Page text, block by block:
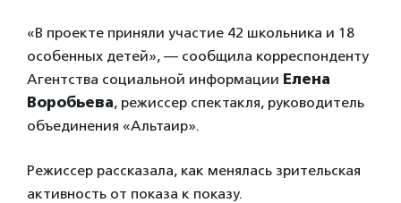
«В проекте приняли участие 42 школьника и 18
особенных детей», — сообщила корреспонденту
Агентства социальной информации Елена
Воробьева, режиссер спектакля, руководитель
объединения «Альтаир».
Режиссер рассказала, как менялась зрительская
активность от показа к показу.